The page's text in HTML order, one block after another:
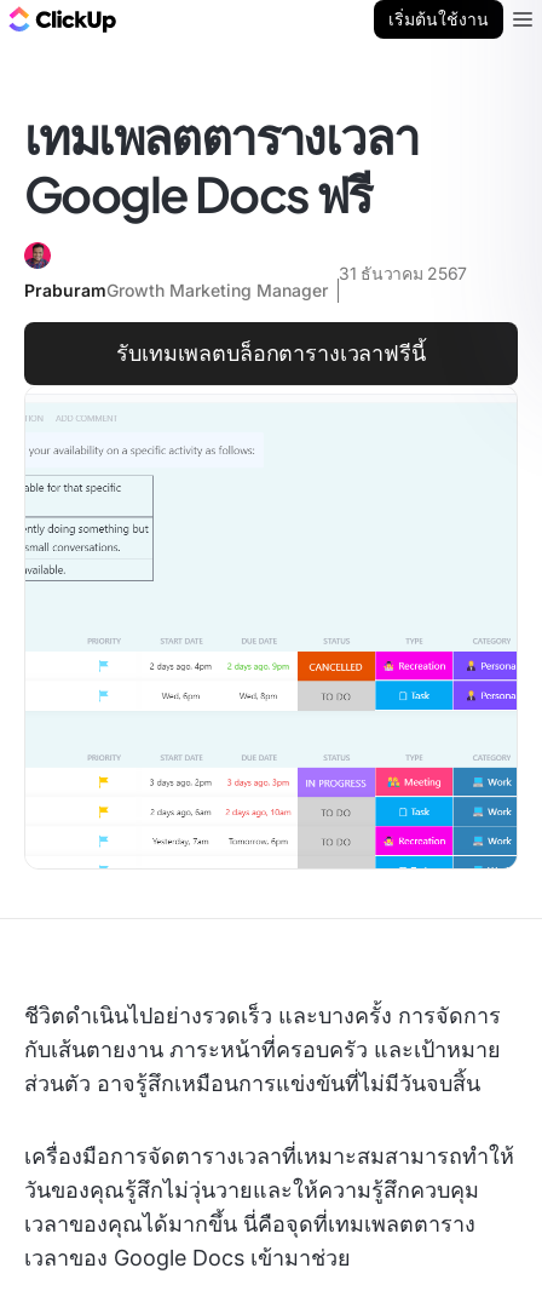
เริ่มต้นใช้งาน
เทมเพลตตารางเวลา
Google Docs ฟรี
PraburamGrowth Marketing Manager
31 ธันวาคม 2567
รับเทมเพลตบล็อกตารางเวลาฟรีนี้
ชีวิตดำเนินไปอย่างรวดเร็ว และบางครั้ง การจัดการ
กับเส้นตายงาน ภาระหน้าที่ครอบครัว และเป้าหมาย
ส่วนตัว อาจรู้สึกเหมือนการแข่งขันที่ไม่มีวันจบสิ้น
เครื่องมือการจัดตารางเวลาที่เหมาะสมสามารถทำให้
วันของคุณรู้สึกไม่วุ่นวายและให้ความรู้สึกควบคุม
เวลาของคุณได้มากขึ้น นี่คือจุดที่เทมเพลตตาราง
เวลาของ Google Docs เข้ามาช่วย